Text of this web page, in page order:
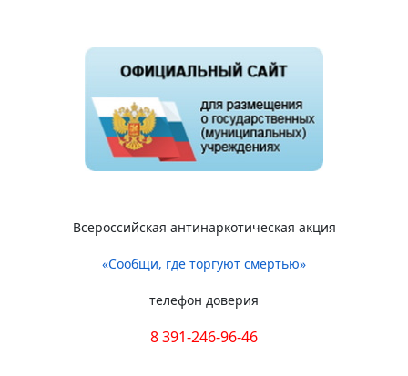
Всероссийская антинаркотическая акция
«Сообщи, где торгуют смертью»
телефон доверия
8 391-246-96-46